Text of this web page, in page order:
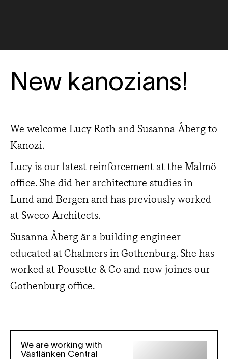
New kanozians!
We welcome Lucy Roth and Susanna Åberg to
Kanozi.
Lucy is our latest reinforcement at the Malmö
office. She did her architecture studies in
Lund and Bergen and has previously worked
at Sweco Architects.
Susanna Åberg är a building engineer
educated at Chalmers in Gothenburg. She has
worked at Pousette & Co and now joines our
Gothenburg office.
We are working with
Västlänken Central